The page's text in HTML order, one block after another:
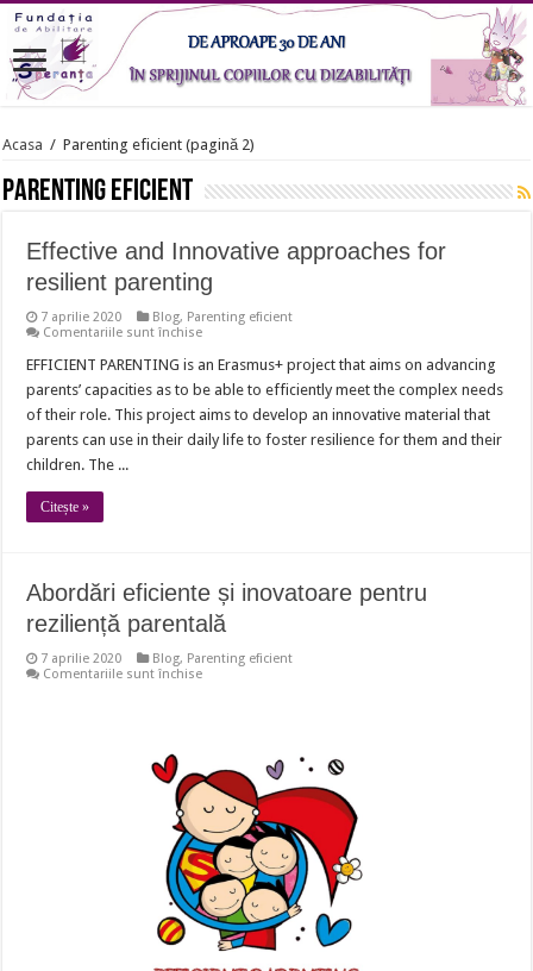
Acasa / Parenting eficient (pagină 2)
Parenting eficient
Effective and Innovative approaches for
resilient parenting
7 aprilie 2020 Blog, Parenting eficient
Comentariile sunt închisepentru
and
approaches
for
resilient
parenting
EFFICIENT PARENTING is an Erasmus+ project that aims on advancing
parents’ capacities as to be able to efficiently meet the complex needs
of their role. This project aims to develop an innovative material that
parents can use in their daily life to foster resilience for them and their
children. The ...
Citește »
Abordări eficiente și inovatoare pentru
reziliență parentală
7 aprilie 2020 Blog, Parenting eficient
Comentariile sunt închisepentru
reziliență
parentală